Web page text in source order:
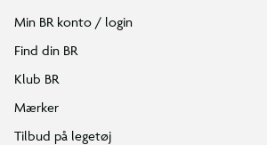
Min BR konto / login
Find din BR
Klub BR
Mærker
Tilbud på legetøj